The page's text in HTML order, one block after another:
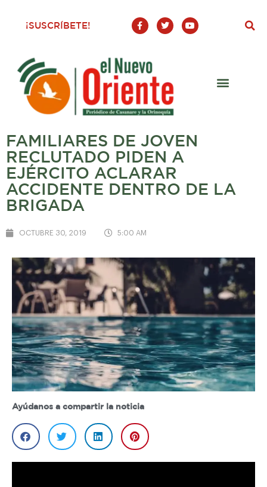
¡SUSCRÍBETE!
F
a
c
o
o
-
T
w
i
Y
o
u
FAMILIARES DE JOVEN
RECLUTADO PIDEN A
EJÉRCITO ACLARAR
ACCIDENTE DENTRO DE LA
BRIGADA
OCTUBRE 30, 2019 5:00 AM
Ayúdanos a compartir la noticia